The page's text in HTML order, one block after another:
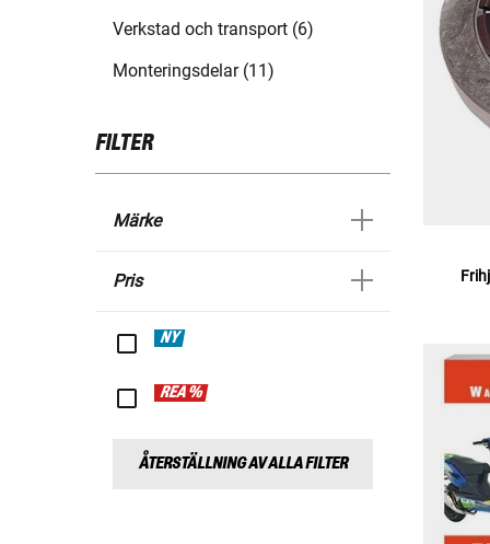
Verkstad och transport (6)
Monteringsdelar (11)
FILTER
Märke
Pris
NY
REA %
ÅTERSTÄLLNING AV ALLA FILTER